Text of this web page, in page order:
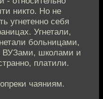
никто. Но не
угнетенно себя
Угнетали,
больницами,
ВУЗами, школами и
платили.
чаяниям.